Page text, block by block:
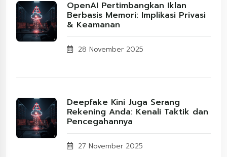
OpenAI Pertimbangkan Iklan
Berbasis Memori: Implikasi Privasi
& Keamanan
28 November 2025
Deepfake Kini Juga Serang
Rekening Anda: Kenali Taktik dan
Pencegahannya
27 November 2025